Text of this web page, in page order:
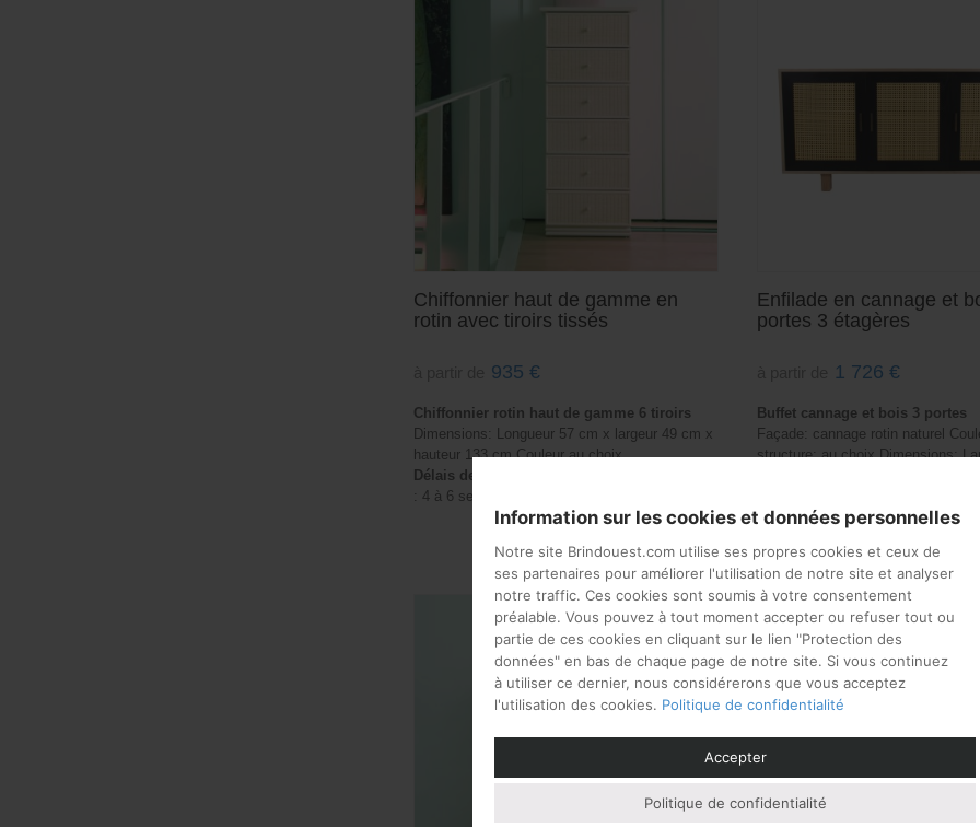
Chiffonnier haut de gamme en
rotin avec tiroirs tissés
935 €
Chiffonnier rotin haut de gamme 6 tiroirs
Dimensions: Longueur 57 cm x largeur 49 cm x
hauteur 133 cm Couleur au choix
Délais de livraison
: 4 à 6 semaines
Enfilade en cannage et
portes 3 étagères
1 726 €
Buffet cannage et bois 3 portes
Façade: cannage rotin naturel
structure: au choix Dimensions:
: de 4 à 6 semaines
Information sur les cookies et données personnelles
Notre site Brindouest.com utilise ses propres cookies et ceux de
ses partenaires pour améliorer l'utilisation de notre site et analyser
notre traffic. Ces cookies sont soumis à votre consentement
préalable. Vous pouvez à tout moment accepter ou refuser tout ou
partie de ces cookies en cliquant sur le lien "Protection des
données" en bas de chaque page de notre site. Si vous continuez
à utiliser ce dernier, nous considérerons que vous acceptez
l'utilisation des cookies. Politique de confidentialité
Accepter
Politique de confidentialité